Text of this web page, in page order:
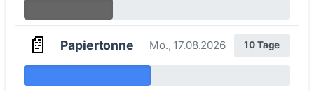
📄 Papiertonne Mo., 17.08.2026 10 Tage